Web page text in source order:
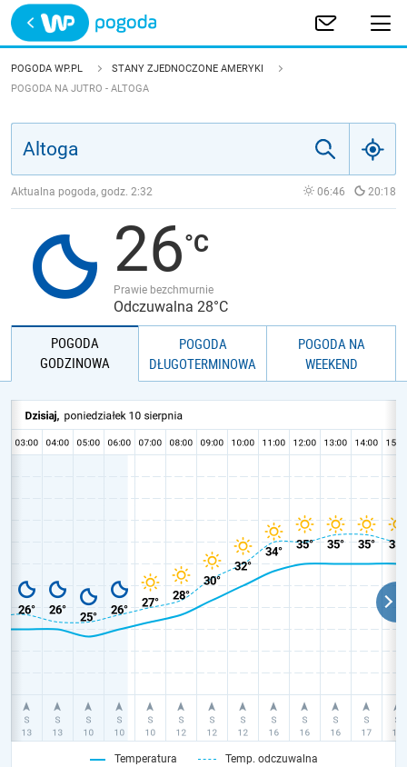
Trwa ładowanie
POLSKA
JAKOŚĆ POWIETRZA
POGODA WP.PL
STANY ZJEDNOCZONE AMERYKI
POGODA NA JUTRO - ALTOGA
Aktualna pogoda, godz. 2:32 06:46 20:18
26
Prawie bezchmurnie
Odczuwalna 28°C
POGODA
GODZINOWA
POGODA
DŁUGOTERMINOWA
POGODA NA
WEEKEND
Temperatura Temp. odczuwalna